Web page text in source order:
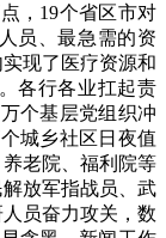
，19个省区市对
员、最急需的资
现了医疗资源和
各行各业扛起责
个基层党组织冲
城乡社区日夜值
老院、福利院等
放军指战员、武
员奋力攻关，数